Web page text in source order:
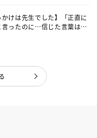
かけは先生でした】「正直に
ったのに…信じた言葉は噓